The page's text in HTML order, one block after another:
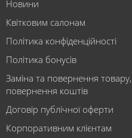
Новини
Квітковим салонам
Політика конфіденційності
Політика бонусів
Заміна та повернення товару,
повернення коштів
Договір публічної оферти
Корпоративним клієнтам